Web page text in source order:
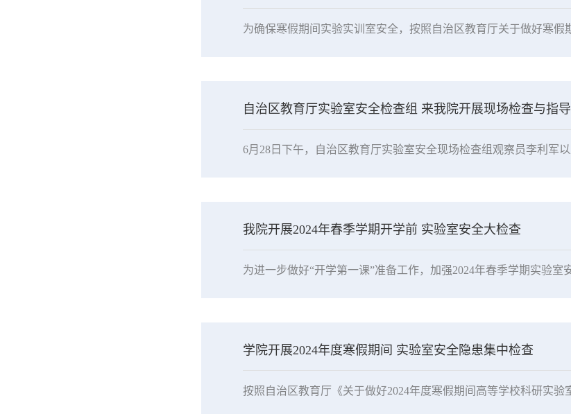
自治区教育厅实验室安全检查组 来我院开展现场检查与指导
我院开展2024年春季学期开学前 实验室安全大检查
学院开展2024年度寒假期间 实验室安全隐患集中检查